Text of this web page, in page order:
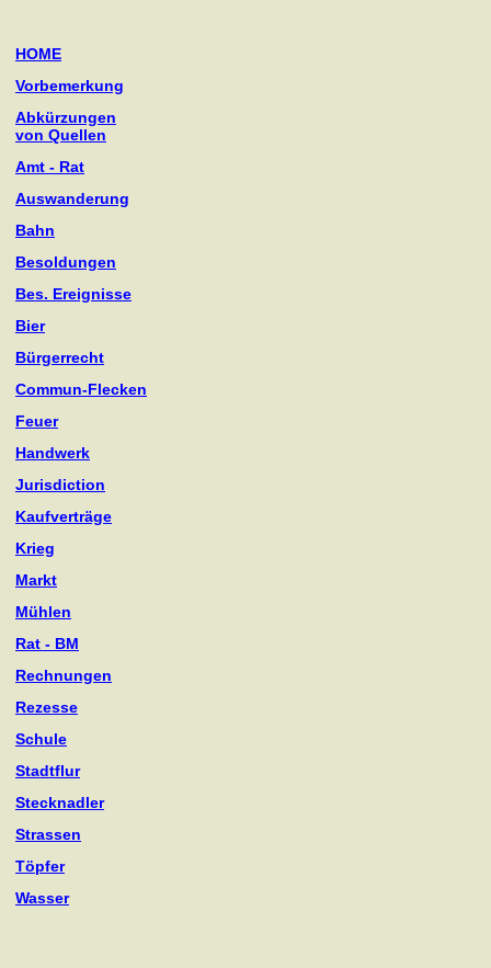
HOME
Vorbemerkung
Abkürzungen
von Quellen
Amt - Rat
Auswanderung
Bahn
Besoldungen
Bes. Ereignisse
Bier
Bürgerrecht
Commun-Flecken
Feuer
Handwerk
Jurisdiction
Kaufverträge
Krieg
Markt
Mühlen
Rat - BM
Rechnungen
Rezesse
Schule
Stadtflur
Stecknadler
Strassen
Töpfer
Wasser